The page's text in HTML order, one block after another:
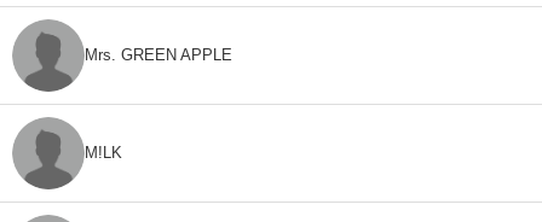
Mrs. GREEN APPLE
M!LK